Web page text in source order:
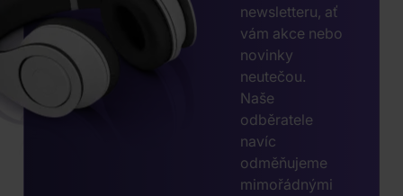
newsletteru, ať
vám akce nebo
novinky
neutečou.
Naše
odběratele
navíc
odměňujeme
mimořádnými